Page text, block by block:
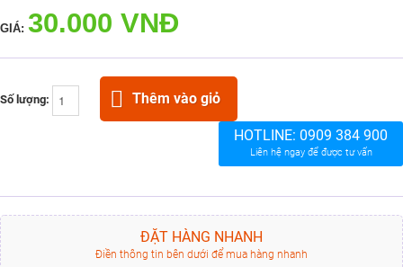
GIÁ: 30.000 VNĐ
Số lượng: Thêm vào giỏ
HOTLINE: 0909 384 900
Liên hệ ngay để được tư vấn
ĐẶT HÀNG NHANH
Điền thông tin bên dưới để mua hàng nhanh